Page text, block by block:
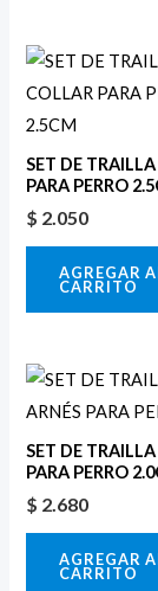
SET DE
PARA PERRO
$ 2.050
AGREGAR
CARRITO
SET DE
PARA PERRO
$ 2.680
AGREGAR
CARRITO